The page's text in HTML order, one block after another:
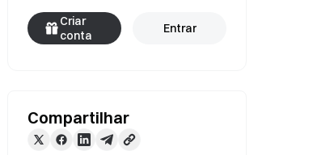
Criar
conta
Entrar
Compartilhar